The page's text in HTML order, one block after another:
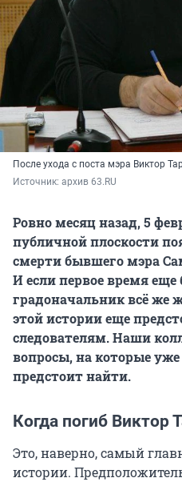
После ухода с поста мэра Виктор
Источник: архив 63.RU
Ровно месяц назад, 5
публичной плоскости
смерти бывшего мэра
И если первое время
градоначальник всё же
этой истории еще
следователям. Наши
вопросы, на которые
предстоит найти.
Когда погиб Виктор
Это, наверно, самый
истории.